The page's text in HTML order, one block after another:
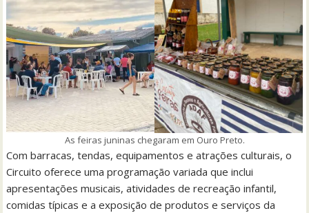
As feiras juninas chegaram em Ouro Preto.
Com barracas, tendas, equipamentos e atrações culturais, o
Circuito oferece uma programação variada que inclui
apresentações musicais, atividades de recreação infantil,
comidas típicas e a exposição de produtos e serviços da